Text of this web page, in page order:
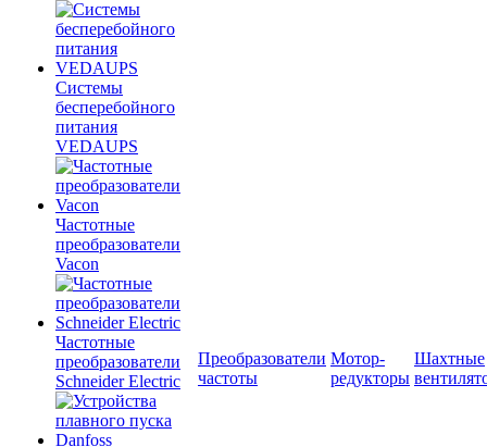
Системы
бесперебойного
питания
VEDAUPS
Частотные
преобразователи
Vacon
Частотные
преобразователи
Schneider Electric
Преобразователи
частоты
Мотор-
редукторы
Шахтные